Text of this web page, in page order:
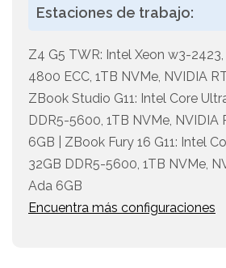
Estaciones de trabajo:
Z4 G5 TWR: Intel Xeon w3-
4800 ECC, 1TB NVMe, NVIDIA
ZBook Studio G11: Intel Core
DDR5-5600, 1TB NVMe, NVIDIA
6GB | ZBook Fury 16 G11: Intel
32GB DDR5-5600, 1TB NVMe,
Ada 6GB
Encuentra más configuraciones